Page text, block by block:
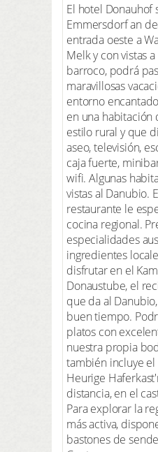
El hotel Donauhof
Emmersdorf an
entrada oeste a
Melk y con vistas
barroco, podrá
maravillosas
entorno
en una habitación
estilo rural y que
aseo, televisión,
caja fuerte,
wifi. Algunas
vistas al Danubio.
restaurante le
cocina regional.
especialidades
ingredientes
disfrutar en el
Donaustube, el
que da al
buen tiempo.
platos con
nuestra propia
también incluye el
Heurige
distancia, en el
Para explorar la
más activa,
bastones de